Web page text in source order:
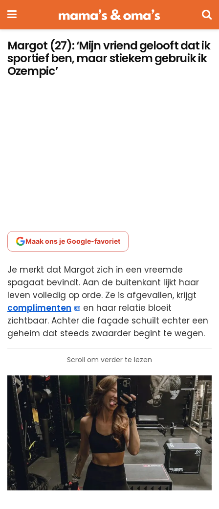
Margot (27): ‘Mijn vriend gelooft dat ik
sportief ben, maar stiekem gebruik ik
Ozempic’
Maak ons je Google-favoriet
Je merkt dat Margot zich in een vreemde
spagaat bevindt. Aan de buitenkant lijkt haar
leven volledig op orde. Ze is afgevallen, krijgt
complimenten
en haar relatie bloeit
zichtbaar. Achter die façade schuilt echter een
geheim dat steeds zwaarder begint te wegen.
Scroll om verder te lezen